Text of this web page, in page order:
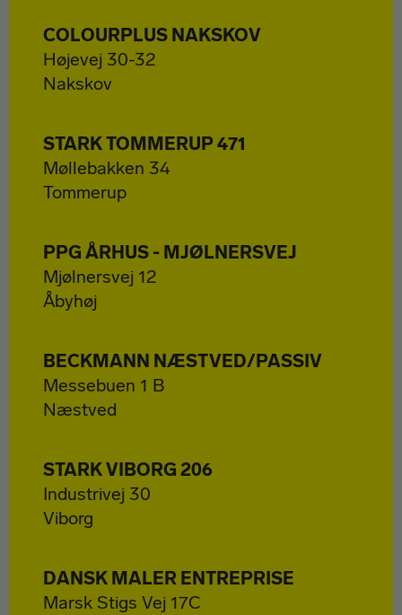
COLOURPLUS NAKSKOV
Højevej 30-32
Nakskov
STARK TOMMERUP 471
Møllebakken 34
Tommerup
PPG ÅRHUS - MJØLNERSVEJ
Mjølnersvej 12
Åbyhøj
BECKMANN NÆSTVED/PASSIV
Messebuen 1 B
Næstved
STARK VIBORG 206
Industrivej 30
Viborg
DANSK MALER ENTREPRISE
Marsk Stigs Vej 17C